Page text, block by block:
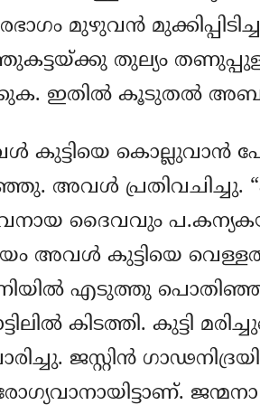
മുഴുവന്‍
തുല്യം
ഇതില്‍ കൂടുതല്‍
കുട്ടിയെ കൊല്ലുവാന്‍
അവള്‍ പ്രതിവചിച്ചു.
ദൈവവും
അവള്‍ കുട്ടിയെ
എടുത്തു പൊതിഞ്ഞു
കിടത്തി. കുട്ടി
ജസ്റ്റിന്‍